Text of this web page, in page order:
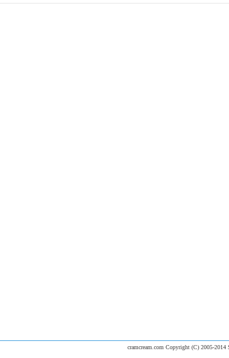
cramcream.com Copyright (C) 2005-